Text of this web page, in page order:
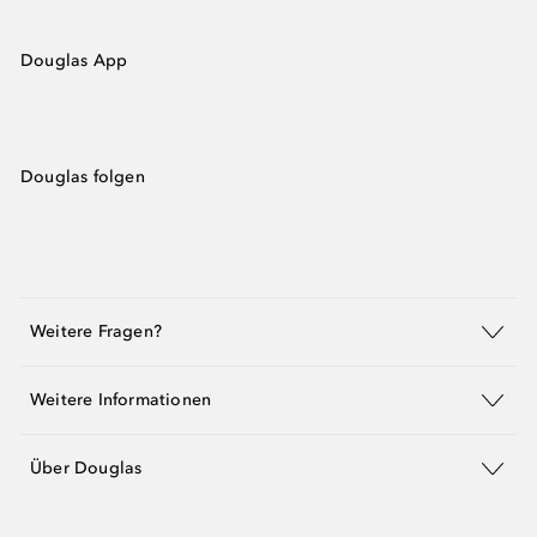
Douglas App
Douglas folgen
Weitere Fragen?
Weitere Informationen
Über Douglas